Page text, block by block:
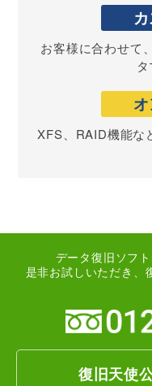
お客様に合わせて
XFS、RAID機能な
データ復旧ソフ
是非お試しいただき、
復旧天使